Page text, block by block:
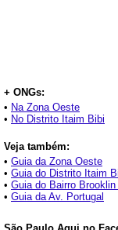
+ ONGs:
• Na Zona Oeste
• No Distrito Itaim Bibi
Veja também:
• Guia da Zona Oeste
• Guia do Distrito Itaim
• Guia do Bairro Brooklin
• Guia da Av. Portugal